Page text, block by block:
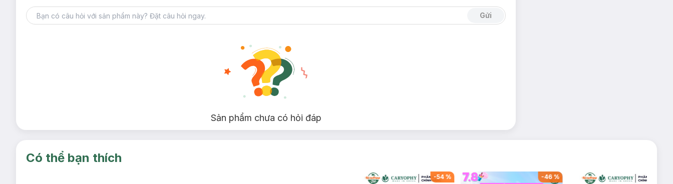
Gửi
Sản phẩm chưa có hỏi đáp
Có thể bạn thích
-54% -46%